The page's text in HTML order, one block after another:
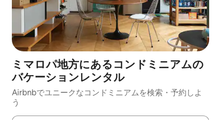
ミマロパ地方にあるコンドミニアムの
バケーションレンタル
Airbnbでユニークなコンドミニアムを検索・予約しよ
う